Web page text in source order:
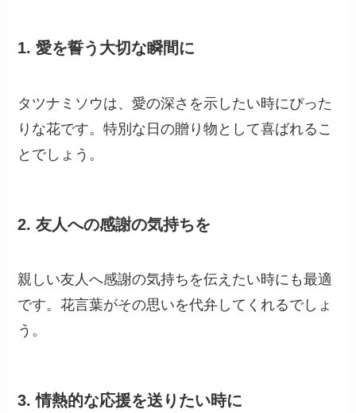
1.愛を誓う大切な瞬間に
タツナミソウは、愛の深さを示したい時にぴった
りな花です。特別な日の贈り物として喜ばれるこ
とでしょう。
2.友人への感謝の気持ちを
親しい友人へ感謝の気持ちを伝えたい時にも最適
です。花言葉がその思いを代弁してくれるでしょ
う。
3.情熱的な応援を送りたい時に